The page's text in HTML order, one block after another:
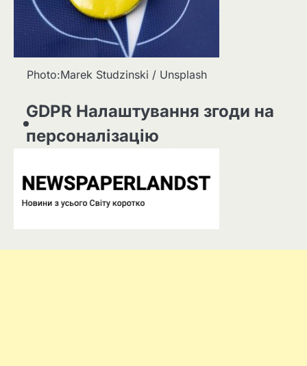
Photo:Marek Studzinski / Unsplash
GDPR Налаштування згоди на
персоналізацію